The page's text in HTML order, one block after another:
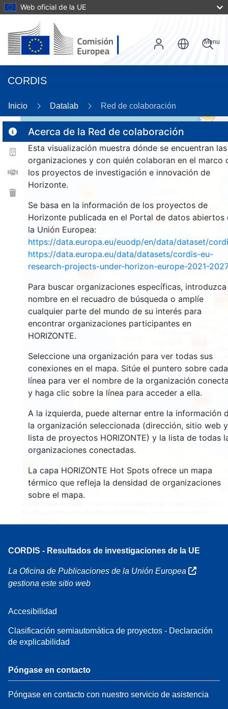
Web oficial de la UE
CORDIS
Menu
Inicio Datalab Red de colaboración
Acerca de la Red de colaboración
Esta visualización muestra dónde se encuentran las
organizaciones y con quién colaboran en el marco
los proyectos de investigación e innovación de
Horizonte.
Se basa en la información de los proyectos de
Horizonte publicada en el Portal de datos abiertos
la Unión Europea:
https://data.europa.eu/euodp/en/data/dataset/
https://data.europa.eu/data/datasets/cordis-eu-
research-projects-under-horizon-europe-2021-2027
Para buscar organizaciones específicas, introduzca
nombre en el recuadro de búsqueda o amplíe
cualquier parte del mundo de su interés para
encontrar organizaciones participantes en
HORIZONTE.
Seleccione una organización para ver todas sus
conexiones en el mapa. Sitúe el puntero sobre cada
línea para ver el nombre de la organización
y haga clic sobre la línea para acceder a ella.
A la izquierda, puede alternar entre la información
la organización seleccionada (dirección, sitio web y
lista de proyectos HORIZONTE) y la lista de todas
organizaciones conectadas.
La capa HORIZONTE Hot Spots ofrece un mapa
térmico que refleja la densidad de organizaciones
sobre el mapa.
160
161
261
7
1815
5823
3542
1564
18661
1561
CORDIS - Resultados de investigaciones de la UE
La Oficina de Publicaciones de la Unión Europea
gestiona este sitio web
Accesibilidad
Clasificación semiautomática de proyectos - Declaración
de explicabilidad
Póngase en contacto
Póngase en contacto con nuestro servicio de asistencia